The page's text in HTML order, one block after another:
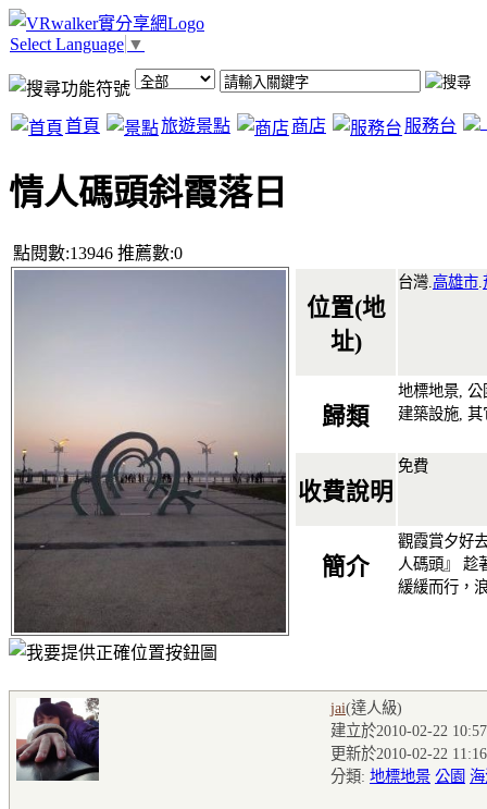
Select Language ▼
首頁 旅遊景點 商店 服務台
情人碼頭斜霞落日
點閱數:13946 推薦數:0
位置(地
址)
台灣. 高雄市
歸類
地標地景,
建築設施, 其
收費說明
免費
簡介
觀霞賞夕好
人碼頭』 趁
緩緩而行，
jai(達人級)
建立於2010-02-22
更新於2010-02-22
分類: 地標地景 公園